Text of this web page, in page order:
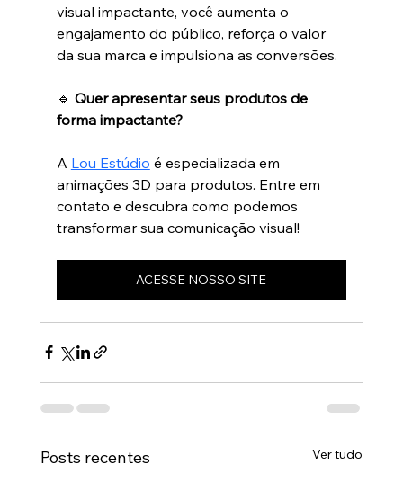
visual impactante, você aumenta o
engajamento do público, reforça o valor
da sua marca e impulsiona as conversões.
🔹 Quer apresentar seus produtos de
forma impactante?
A Lou Estúdio é especializada em
animações 3D para produtos. Entre em
contato e descubra como podemos
transformar sua comunicação visual!
ACESSE NOSSO SITE
Posts recentes Ver tudo